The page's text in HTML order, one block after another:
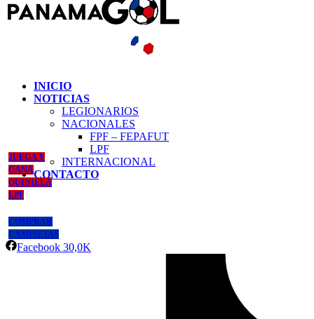
INICIO
NOTICIAS
LEGIONARIOS
NACIONALES
FPF – FEPAFUT
LPF
INTERNACIONAL
CONTACTO
JUEGA Y
GANA
QUINIELA
LPF
COMPRAR
CAMISETAS
Facebook 30,0K